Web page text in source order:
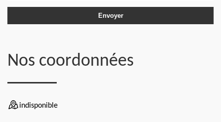
Nos coordonnées
indisponible